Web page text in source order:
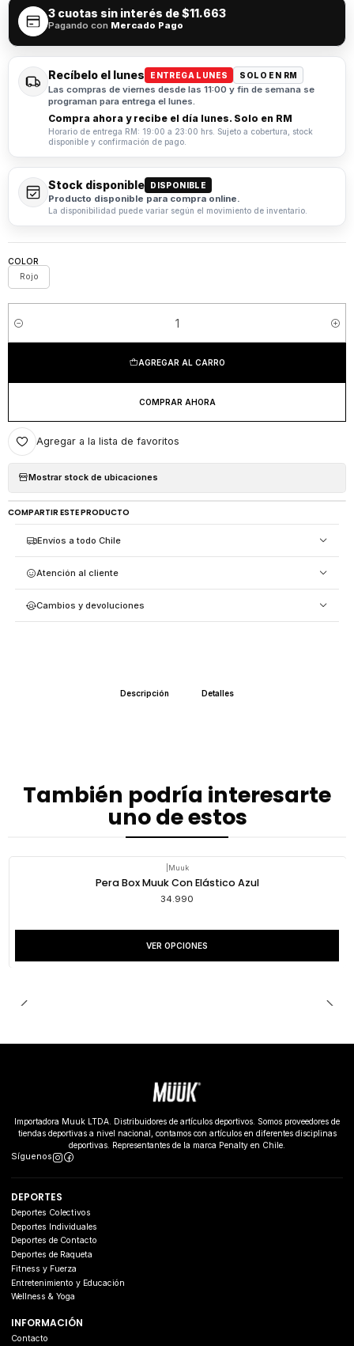
3 cuotas sin interés de$11.663
Pagando con Mercado Pago
Recíbelo el lunes ENTREGA LUNES SOLO EN RM
Las compras de viernes desde las 11:00 y fin de semana se
programan para entrega el lunes.
Compra ahora y recibe el día lunes. Solo en RM
Horario de entrega RM: 19:00 a 23:00 hrs. Sujeto a cobertura, stock
disponible y confirmación de pago.
Stock disponible DISPONIBLE
Producto disponible para compra online.
La disponibilidad puede variar según el movimiento de inventario.
COLOR
Rojo
Cantidad
AGREGAR AL CARRO
COMPRAR AHORA
Agregar a la lista de favoritos
Mostrar stock de ubicaciones
COMPARTIR ESTE PRODUCTO
Envíos a todo Chile
Atención al cliente
Cambios y devoluciones
Descripción Detalles
También podría interesarte
uno de estos
Muuk
Pera Box Muuk Con Elástico Azul
34.990
VER OPCIONES
Importadora Muuk LTDA. Distribuidores de artículos deportivos. Somos proveedores de
tiendas deportivas a nivel nacional, contamos con artículos en diferentes disciplinas
deportivas. Representantes de la marca Penalty en Chile.
Síguenos
DEPORTES
Deportes Colectivos
Deportes Individuales
Deportes de Contacto
Deportes de Raqueta
Fitness y Fuerza
Entretenimiento y Educación
Wellness & Yoga
INFORMACIÓN
Contacto